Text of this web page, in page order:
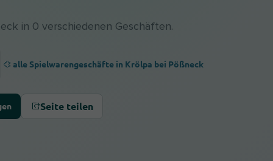
in 0 verschiedenen Geschäften.
alle Spielwarengeschäfte in Krölpa bei Pößneck
Seite teilen